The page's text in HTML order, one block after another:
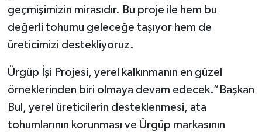
geçmişimizin mirasıdır. Bu proje ile hem bu
değerli tohumu geleceğe taşıyor hem de
üreticimizi destekliyoruz.
Ürgüp İşi Projesi, yerel kalkınmanın en güzel
örneklerinden biri olmaya devam edecek.”Başkan
Bul, yerel üreticilerin desteklenmesi, ata
tohumlarının korunması ve Ürgüp markasının